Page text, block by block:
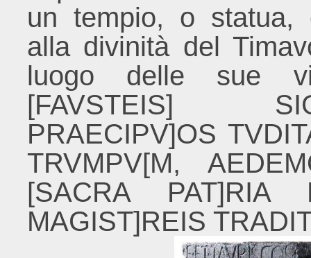
un tempio, o statua,
alla divinità del
luogo delle sue
[FAVSTEIS]
PRAECIPV]OS
TRVMPV[M,
[SACRA PAT]RIA
MAGIST]REIS